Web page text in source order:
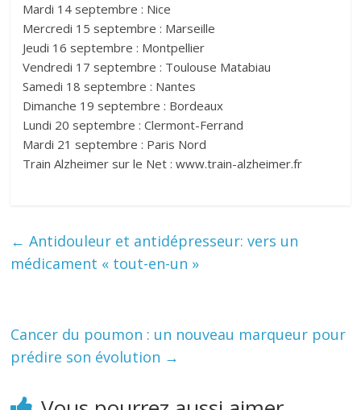
Mardi 14 septembre : Nice
Mercredi 15 septembre : Marseille
Jeudi 16 septembre : Montpellier
Vendredi 17 septembre : Toulouse Matabiau
Samedi 18 septembre : Nantes
Dimanche 19 septembre : Bordeaux
Lundi 20 septembre : Clermont-Ferrand
Mardi 21 septembre : Paris Nord
Train Alzheimer sur le Net : www.train-alzheimer.fr
← Antidouleur et antidépresseur: vers un
médicament « tout-en-un »
Cancer du poumon : un nouveau marqueur pour
prédire son évolution →